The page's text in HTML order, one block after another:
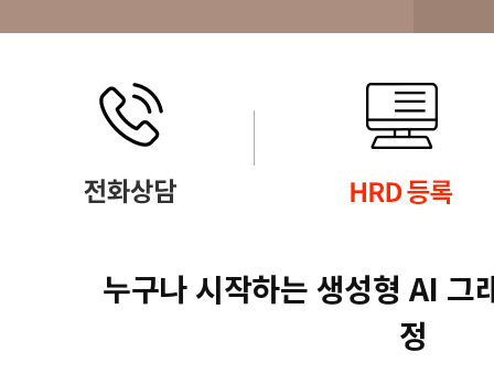
누구나 시작하는 생성형 AI 그
정